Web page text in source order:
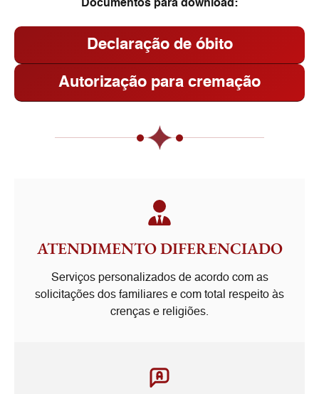
Documentos para download:
Declaração de óbito
Autorização para cremação
ATENDIMENTO DIFERENCIADO
Serviços personalizados de acordo com as
solicitações dos familiares e com total respeito às
crenças e religiões.